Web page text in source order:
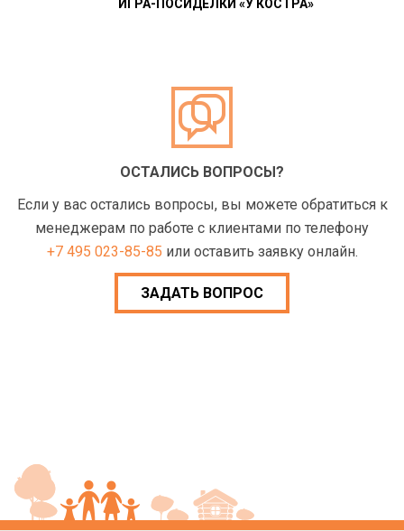
ИГРА-ПОСИДЕЛКИ «У КОСТРА»
ОСТАЛИСЬ ВОПРОСЫ?
Если у вас остались вопросы, вы можете обратиться к
менеджерам по работе с клиентами по телефону
+7 495 023-85-85 или оставить заявку онлайн.
ЗАДАТЬ ВОПРОС